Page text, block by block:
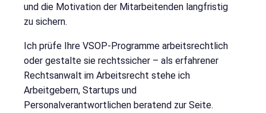
und die Motivation der Mitarbeitenden langfristig
zu sichern.
Ich prüfe Ihre VSOP-Programme arbeitsrechtlich
oder gestalte sie rechtssicher – als erfahrener
Rechtsanwalt im Arbeitsrecht stehe ich
Arbeitgebern, Startups und
Personalverantwortlichen beratend zur Seite.